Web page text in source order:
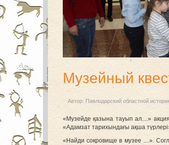
Музейный
Автор: Павлодарский областной
«Музейде қазына тауып ал....»
«Адамзат тарихындағы ақша
«Найди сокровище в музее ....».